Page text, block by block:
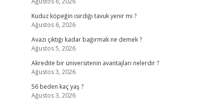
Kuduz köpeğin ısırdığı tavuk yenir mi ?
Ağustos 6, 2026
Avazı çıktığı kadar bağırmak ne demek ?
Ağustos 5, 2026
Akredite bir üniversitenin avantajları nelerdir ?
Ağustos 3, 2026
56 beden kaç yaş ?
Ağustos 3, 2026